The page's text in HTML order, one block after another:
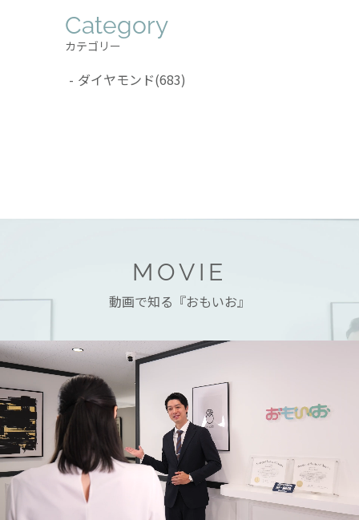
Category
カテゴリー
ダイヤモンド(683)
MOVIE
動画で知る『おもいお』